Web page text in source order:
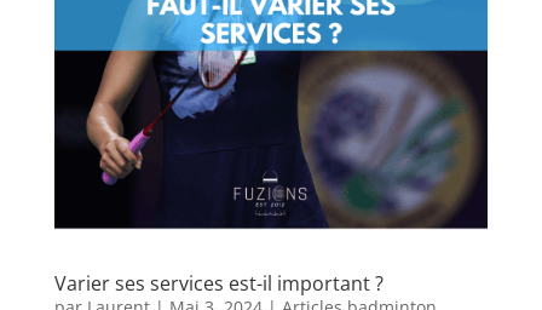
Varier ses services est-il important ?